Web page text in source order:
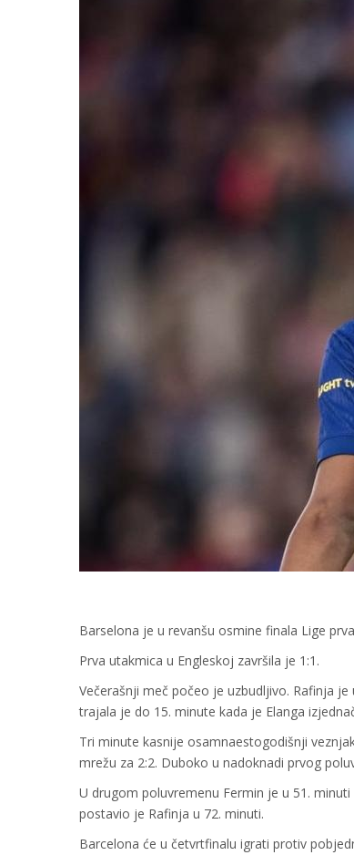
Barselona je u revanšu osmine finala Lige
Prva utakmica u Engleskoj završila je 1:1.
Večerašnji meč počeo je uzbudljivo. Rafinja
trajala je do 15. minute kada je Elanga
Tri minute kasnije osamnaestogodišnji
mrežu za 2:2. Duboko u nadoknadi prvog
U drugom poluvremenu Fermin je u 51.
postavio je Rafinja u 72. minuti.
Barcelona će u četvrtfinalu igrati protiv